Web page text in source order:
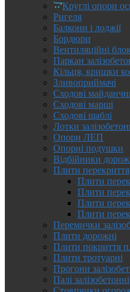
Круглі опори
Ригеля
Балкони і лоджії
Бордюри
Вентиляційні
Паркан
Кільця, кришки
Зливоприймачі
Сходові
Сходові марші
Сходові щаблі
Лотки
Опори ЛЕП
Опорні подушки
Відбійники
Плити перекриття
Плити
Плити
Плити
Плити
Перемички
Плити дорожні
Плити покриття
Плити тротуарні
Прогони
Палі залізобетонні